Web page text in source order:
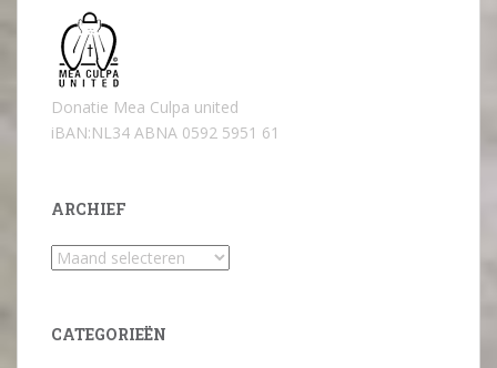
Donatie Mea Culpa united
iBAN:NL34 ABNA 0592 5951 61
ARCHIEF
Archief
CATEGORIEËN